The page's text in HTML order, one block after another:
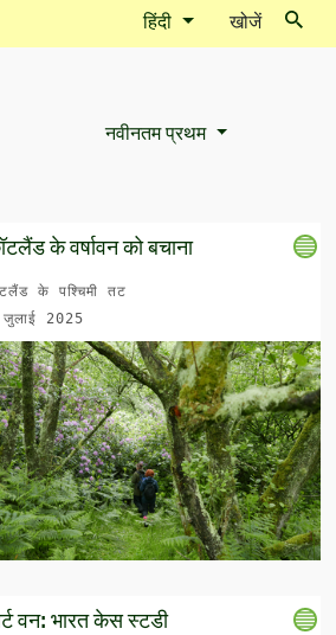
हिंदी खोजें
नवीनतम प्रथम
के वर्षावन को बचाना
के पश्चिमी तट
2025
वन: भारत केस स्टडी